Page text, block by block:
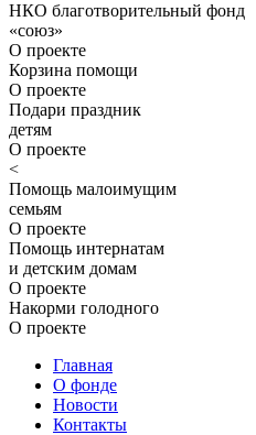
НКО благотворительный фонд
«союз»
О проекте
Корзина помощи
О проекте
Подари праздник
детям
О проекте
<
Помощь малоимущим
семьям
О проекте
Помощь интернатам
и детским домам
О проекте
Накорми голодного
О проекте
Главная
О фонде
Новости
Контакты